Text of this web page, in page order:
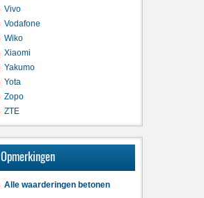
Vivo
Vodafone
Wiko
Xiaomi
Yakumo
Yota
Zopo
ZTE
Opmerkingen
Alle waarderingen betonen